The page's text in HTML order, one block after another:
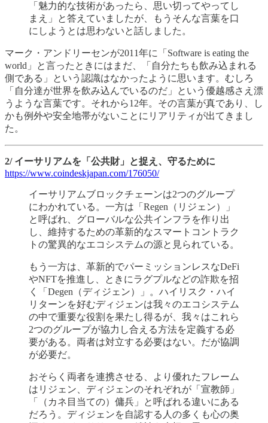
「魅力的な技術があったら、思い切ってやってし
まえ」と答えていましたが、もうそんな言葉を口
にしようとは思わないと話しました。
マーク・アンドリーセンが2011年に「Software is eating the
world」と言ったときにはまだ、「自分たちも飲み込まれる
側である」という認識はなかったように思います。むしろ
「自分達が世界を飲み込んでいるのだ」という優越感さえ漂
うような言葉です。それから12年。その言葉が真であり、し
かも例外や安全地帯がないことにリアリティが出てきまし
た。
2/ イーサリアムを「公共財」と捉え、守るために
https://www.coindeskjapan.com/176050/
イーサリアムブロックチェーンは2つのグループ
にわかれている。一方は「Regen（リジェン）」
と呼ばれ、グローバルな公共インフラを作り出
し、維持するための革新的なスマートコントラク
トの驚異的なエコシステムの源と見られている。
もう一方は、革新的でパーミッションレスなDeFi
やNFTを推進し、ときにラグプルなどの詐欺を招
く「Degen（ディジェン）」。ハイリスク・ハイ
リターンを好むディジェンは我々のエコシステム
の中で重要な役割を果たし得るが、我々はこれら
2つのグループが協力し合える方法を定義する必
要がある。両者は対立する必要はない。だが協調
が必要だ。
おそらく両者を連携させる、より優れたフレーム
はリジェン、ディジェンのそれぞれが「宣教師」
「（カネ目当ての）傭兵」と呼ばれる違いにある
だろう。ディジェンを自認する人の多くも心の奥